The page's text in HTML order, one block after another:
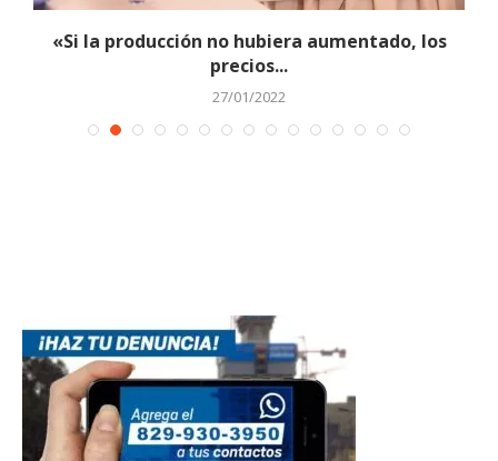
«Si la producción no hubiera aumentado, los
precios...
27/01/2022